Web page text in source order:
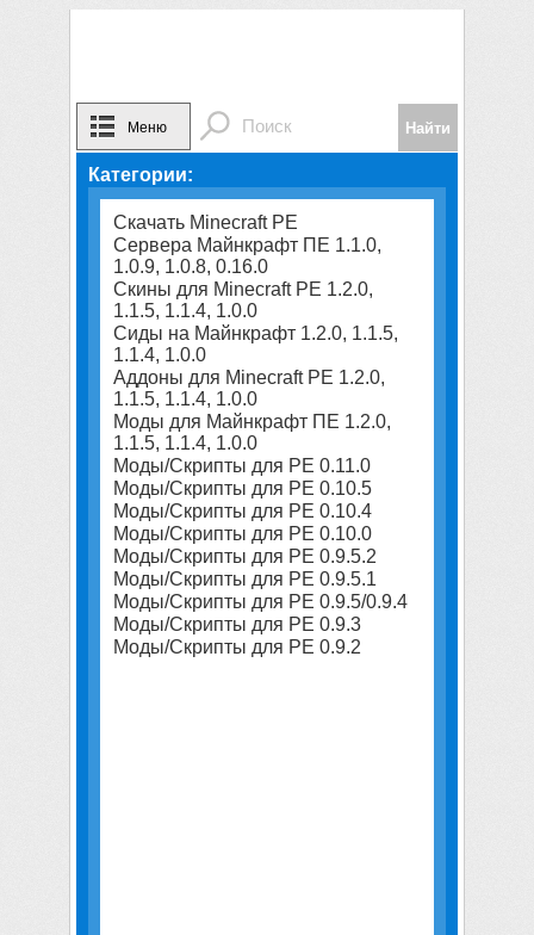
Меню
Категории:
Скачать Minecraft PE
Сервера Майнкрафт ПЕ 1.1.0,
1.0.9, 1.0.8, 0.16.0
Скины для Minecraft PE 1.2.0,
1.1.5, 1.1.4, 1.0.0
Сиды на Майнкрафт 1.2.0, 1.1.5,
1.1.4, 1.0.0
Аддоны для Minecraft PE 1.2.0,
1.1.5, 1.1.4, 1.0.0
Моды для Майнкрафт ПЕ 1.2.0,
1.1.5, 1.1.4, 1.0.0
Моды/Скрипты для PE 0.11.0
Моды/Скрипты для PE 0.10.5
Моды/Скрипты для PE 0.10.4
Моды/Скрипты для PE 0.10.0
Моды/Скрипты для PE 0.9.5.2
Моды/Скрипты для PE 0.9.5.1
Моды/Скрипты для PE 0.9.5/0.9.4
Моды/Скрипты для PE 0.9.3
Моды/Скрипты для PE 0.9.2